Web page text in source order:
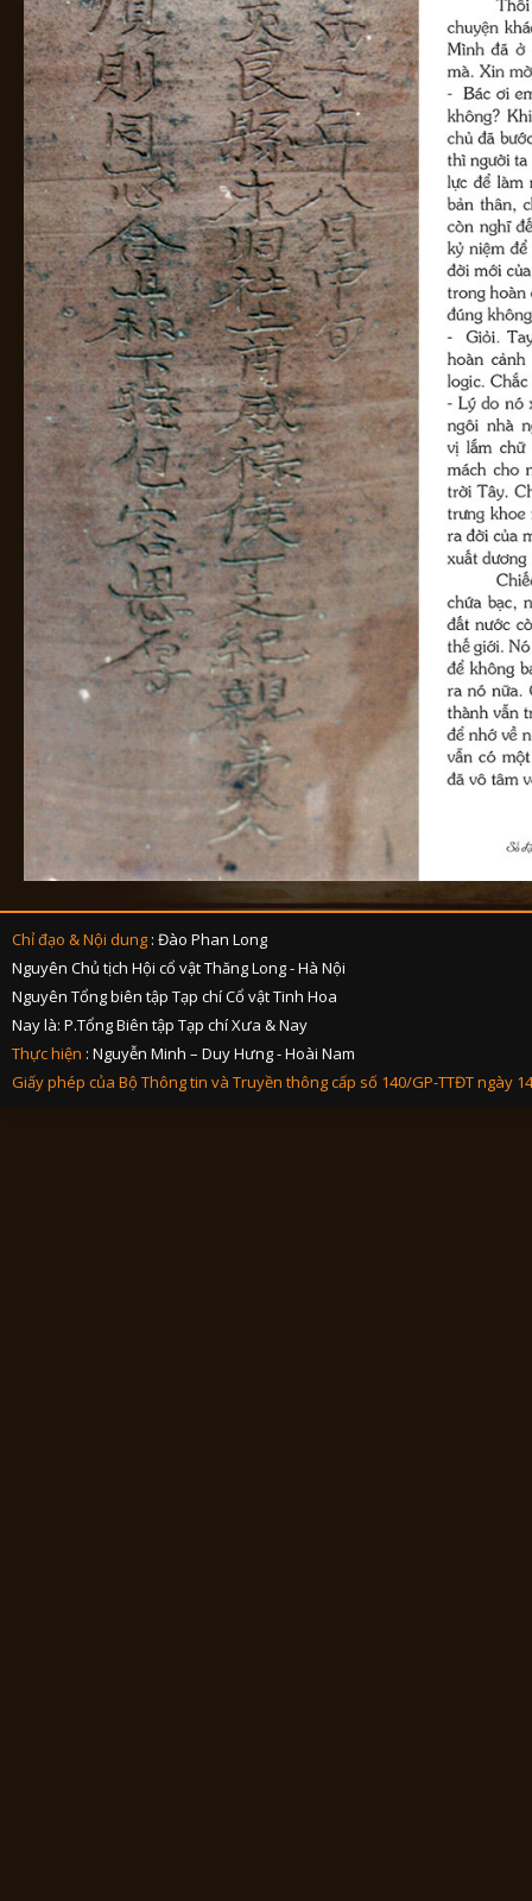
Chỉ đạo & Nội dung : Đào Phan Long
Nguyên Chủ tịch Hội cổ vật Thăng Long - Hà Nội
Nguyên Tổng biên tập Tạp chí Cổ vật Tinh Hoa
Nay là: P.Tổng Biên tập Tạp chí Xưa & Nay
Thực hiện : Nguyễn Minh – Duy Hưng - Hoài Nam
Giấy phép của Bộ Thông tin và Truyền thông cấp số 140/GP-TTĐT ngày